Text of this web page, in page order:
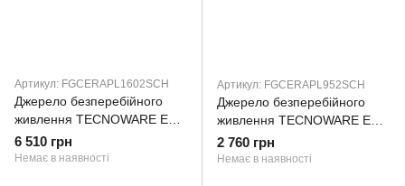
Артикул: FGCERAPL1602SCH
Джерело безперебійного
живлення TECNOWARE ERA
PLUS 1600 SCHUKO
TOGETHER ON
6 510 грн
Немає в наявності
Артикул: FGCERAPL952SCH
Джерело безперебійного
живлення TECNOWARE ERA
PLUS 950 SCHUKO
TOGETHER ON
2 760 грн
Немає в наявності